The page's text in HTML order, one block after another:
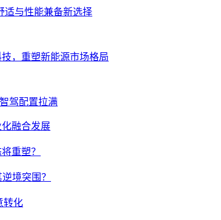
适与性能兼备新选择
，重塑新能源市场格局
驾配置拉满
融合发展
重塑？
境突围？
转化